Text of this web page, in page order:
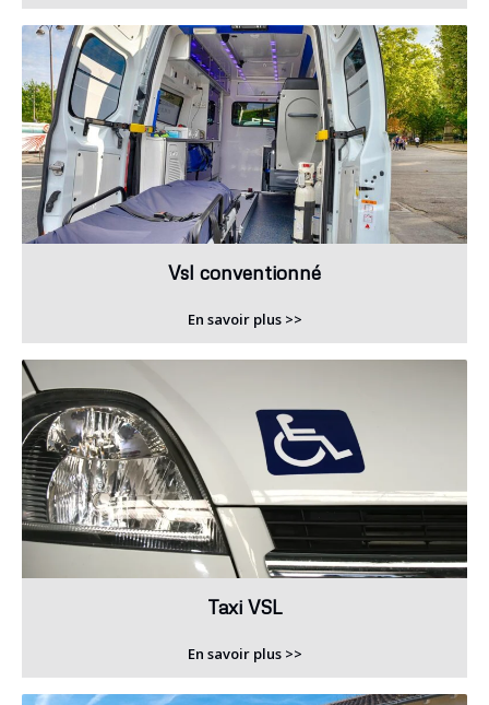
Vsl conventionné
En savoir plus >>
Taxi VSL
En savoir plus >>